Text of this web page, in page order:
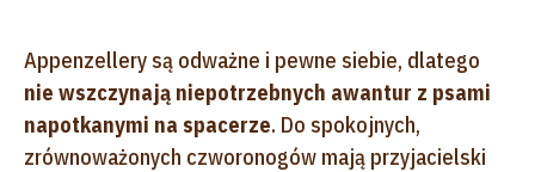
Appenzellery są odważne i pewne siebie, dlatego
nie wszczynają niepotrzebnych awantur z psami
napotkanymi na spacerze. Do spokojnych,
zrównoważonych czworonogów mają przyjacielski